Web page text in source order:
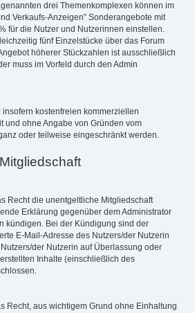
drei Themenkomplexen können im
Verkaufs-Anzeigen” Sonderangebote mit
für die Nutzer und Nutzerinnen einstellen.
fünf Einzelstücke über das Forum
höherer Stückzahlen ist ausschließlich
muss im Vorfeld durch den Admin
kostenfreien kommerziellen
und ohne Angabe von Gründen vom
oder teilweise eingeschränkt werden.
Recht die unentgeltliche Mitgliedschaft
Erklärung gegenüber dem Administrator
kündigen. Bei der Kündigung sind der
E-Mail-Adresse des Nutzers/der Nutzerin
der Nutzerin auf Überlassung oder
Inhalte (einschließlich des
Recht, aus wichtigem Grund ohne Einhaltung